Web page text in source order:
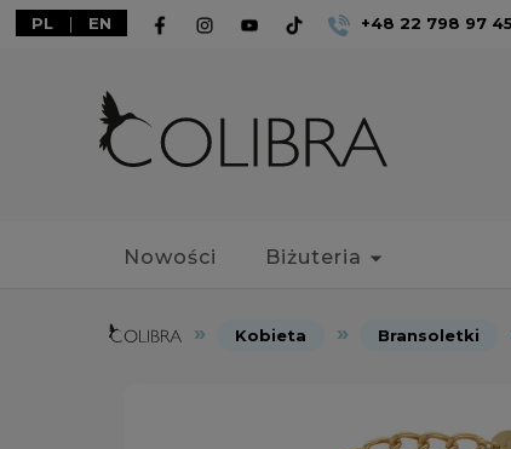
PL | EN +48 22 798 97 45
Nowości Biżuteria
Kobieta Bransoletki